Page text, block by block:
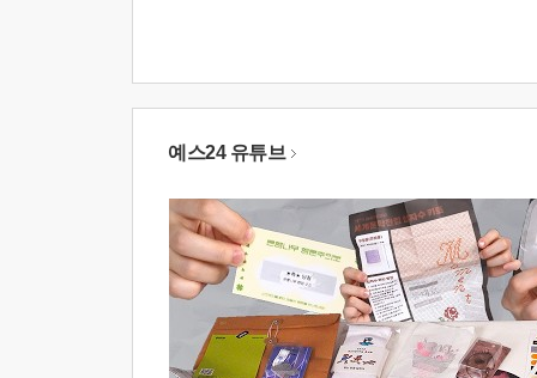
예스24 유튜브